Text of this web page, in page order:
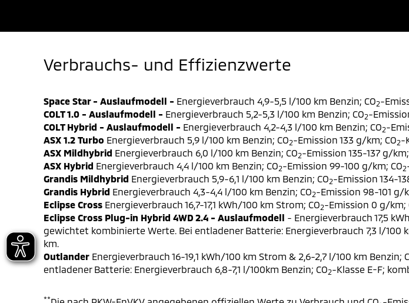
Verbrauchs- und Effizienzwerte
Space Star - Auslaufmodell - Energieverbrauch 4,9-5,5 l/100 km Benzin; CO2-
COLT 1.0 - Auslaufmodell - Energieverbrauch 5,2-5,3 l/100 km Benzin; CO2-
COLT Hybrid - Auslaufmodell - Energieverbrauch 4,2-4,3 l/100 km Benzin; CO2-
ASX 1.2 Turbo Energieverbrauch 5,9 l/100 km Benzin; CO2-Emission 133 g/km; CO2-
ASX Mildhybrid Energieverbrauch 6,0 l/100 km Benzin; CO2-Emission 135-137 g/km;
ASX Hybrid Energieverbrauch 4,4 l/100 km Benzin; CO2-Emission 99-100 g/km; CO2
Grandis Mildhybrid Energieverbrauch 5,9-6,1 l/100 km Benzin; CO2-Emission 134-
Grandis Hybrid Energieverbrauch 4,3-4,4 l/100 km Benzin; CO2-Emission 98-101 g/
Eclipse Cross Energieverbrauch 16,7-17,1 kWh/100 km Strom; CO2-Emission 0 g/km;
Eclipse Cross Plug-in Hybrid 4WD 2.4 - Auslaufmodell - Energieverbrauch 17,5
gewichtet kombinierte Werte. Bei entladener Batterie: Energieverbrauch 7,3 l/100
km.
Outlander Energieverbrauch 16-19,1 kWh/100 km Strom & 2,6-2,7 l/100 km Benzin;
entladener Batterie: Energieverbrauch 6,8-7,1 l/100km Benzin; CO2-Klasse E-F;
**